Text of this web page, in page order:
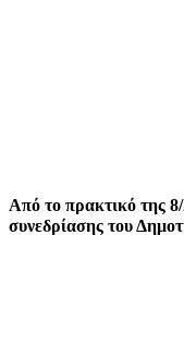
Από το πρακτικό της
συνεδρίασης του